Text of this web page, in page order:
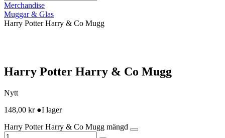
Merchandise
Muggar & Glas
Harry Potter Harry & Co Mugg
Harry Potter Harry & Co Mugg
Nytt
148,00 kr ●I lager
Harry Potter Harry & Co Mugg mängd